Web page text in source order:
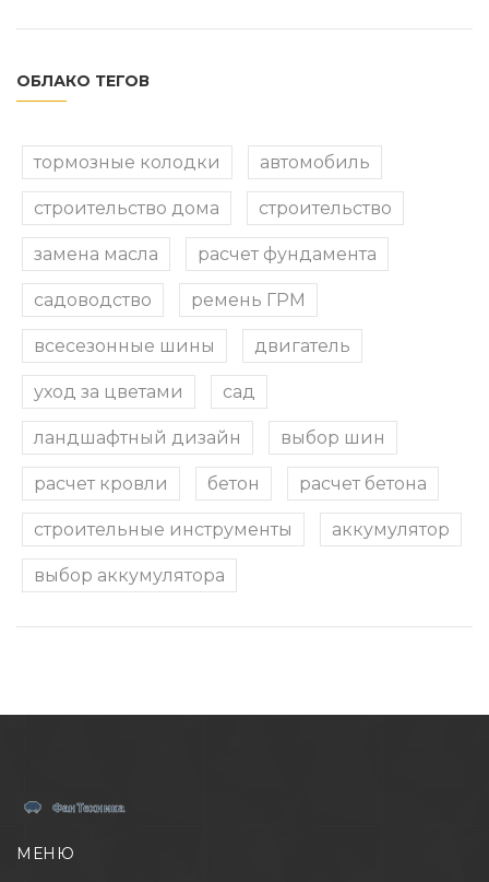
ОБЛАКО ТЕГОВ
тормозные колодки автомобиль
строительство дома строительство
замена масла расчет фундамента
садоводство ремень ГРМ
всесезонные шины двигатель
уход за цветами сад
ландшафтный дизайн выбор шин
расчет кровли бетон расчет бетона
строительные инструменты аккумулятор
выбор аккумулятора
МЕНЮ